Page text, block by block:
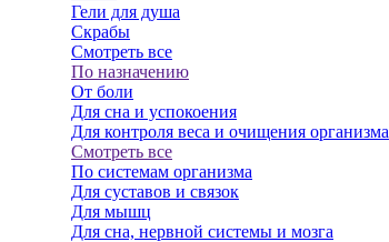
Гели для душа
Скрабы
Смотреть все
По назначению
От боли
Для сна и успокоения
Для контроля веса и очищения организма
Смотреть все
По системам организма
Для суставов и связок
Для мышц
Для сна, нервной системы и мозга